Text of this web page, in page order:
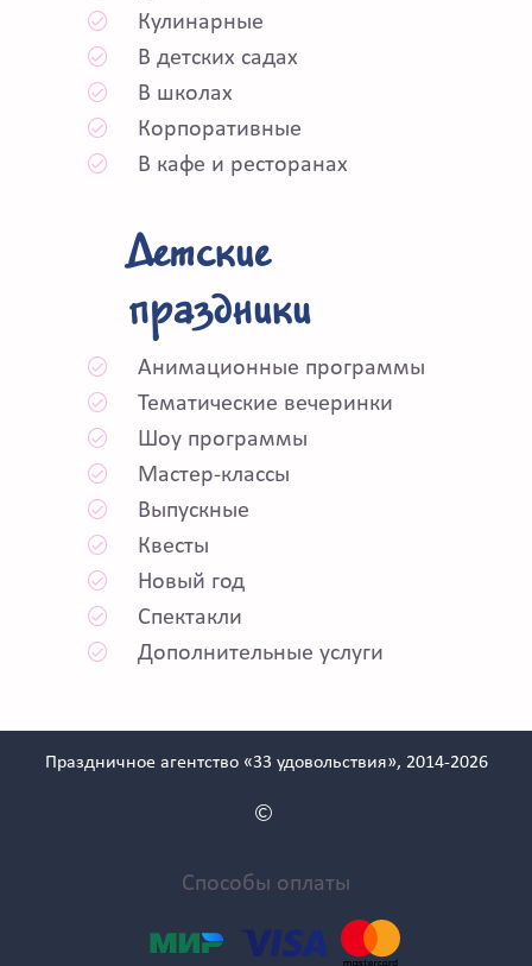
Детские
праздники
Анимационные программы
Тематические вечеринки
Шоу программы
Мастер-классы
Выпускные
Квесты
Новый год
Спектакли
Дополнительные услуги
Кулинарные
В детских садах
В школах
Корпоративные
В кафе и ресторанах
Праздничное агентство «33 удовольствия», 2014-2026
Способы оплаты